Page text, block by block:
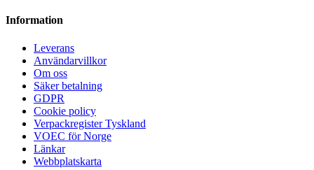
Information
Leverans
Användarvillkor
Om oss
Säker betalning
GDPR
Cookie policy
Verpackregister Tyskland
VOEC för Norge
Länkar
Webbplatskarta